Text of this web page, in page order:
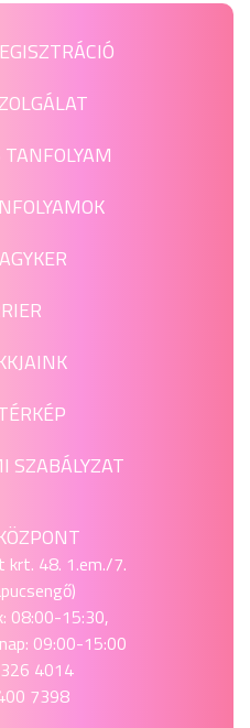
SZABÁLYZAT
krt. 48. 1.em./7.
08:00-15:30,
09:00-15:00
4014
7398